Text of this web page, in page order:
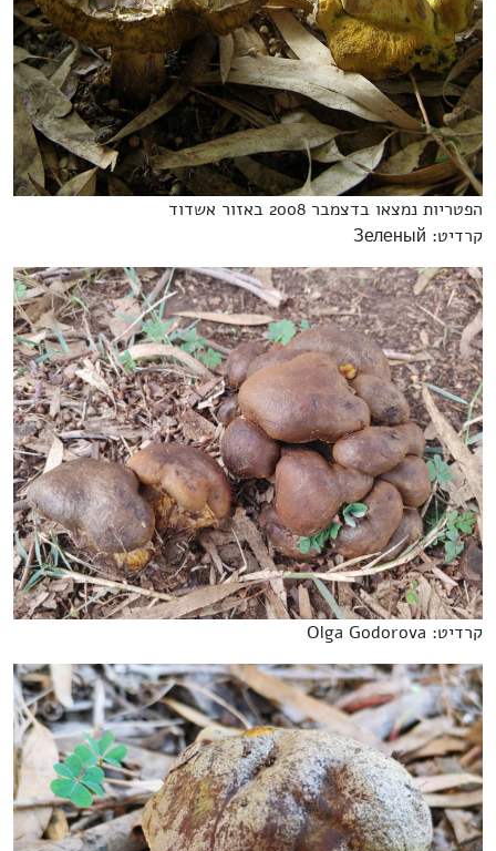
הפטריות נמצאו בדצמבר 2008 באזור אשדוד
קרדיט: Зеленый
קרדיט: Olga Godorova